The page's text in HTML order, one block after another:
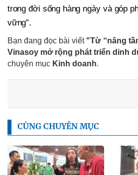
trong đời sống hàng ngày và góp
vững”.
Bạn đang đọc bài viết "Từ “nâng
Vinasoy mở rộng phát triển dinh
chuyên mục Kinh doanh.
CÙNG CHUYÊN MỤC